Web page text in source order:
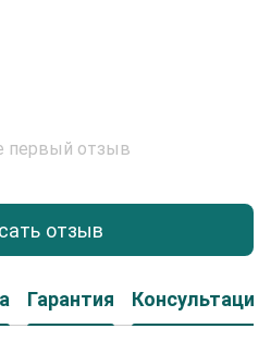
первый отзыв
отзыв
Гарантия Консультация